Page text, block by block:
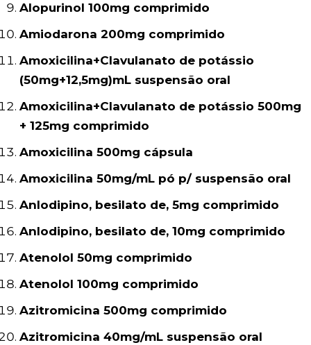
Alopurinol 100mg comprimido
Amiodarona 200mg comprimido
Amoxicilina+Clavulanato de potássio
(50mg+12,5mg)mL suspensão oral
Amoxicilina+Clavulanato de potássio 500mg
+ 125mg comprimido
Amoxicilina 500mg cápsula
Amoxicilina 50mg/mL pó p/ suspensão oral
Anlodipino, besilato de, 5mg comprimido
Anlodipino, besilato de, 10mg comprimido
Atenolol 50mg comprimido
Atenolol 100mg comprimido
Azitromicina 500mg comprimido
Azitromicina 40mg/mL suspensão oral